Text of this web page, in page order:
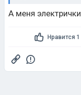
А меня
Нравится 1